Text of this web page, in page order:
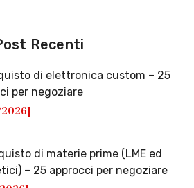
Recenti
di elettronica custom – 25
per negoziare
di materie prime (LME ed
– 25 approcci per negoziare